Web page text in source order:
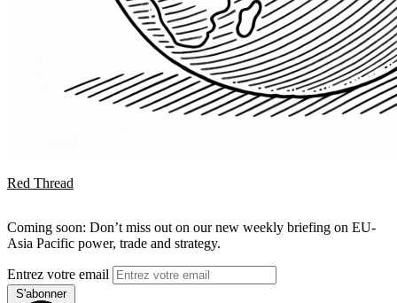
Red Thread
Coming soon: Don’t miss out on our new weekly briefing on EU-
Asia Pacific power, trade and strategy.
Entrez votre email
S'abonner